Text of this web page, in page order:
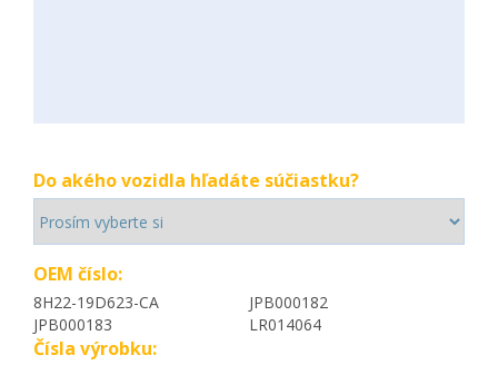
Do akého vozidla hľadáte súčiastku?
OEM číslo:
8H22-19D623-CA
JPB000182
JPB000183
LR014064
Čísla výrobku: